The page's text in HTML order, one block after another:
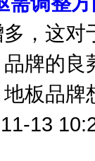
需调整
，这
牌的
板品